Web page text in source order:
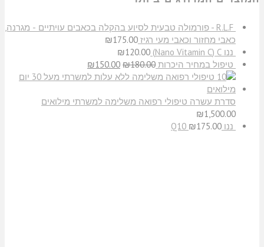
R.L.F - פורמולה טבעית לסיוע בהקלה בכאבים עויתיים - מגרנה,
כאבי מחזור וכאבי מעי רגיז
₪175.00
ננו C‏ (Nano Vitamin C)
₪120.00
טיפול במחיר היכרות
₪180.00
₪150.00
סדרת עשרה טיפולי רפואה משלימה למשרתי מילואים
₪1,500.00
ננו Q10
₪175.00